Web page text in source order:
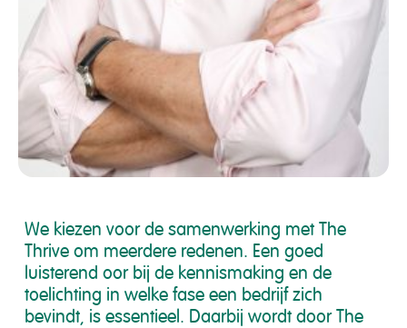
We kiezen voor de samenwerking met The
Thrive om meerdere redenen. Een goed
luisterend oor bij de kennismaking en de
toelichting in welke fase een bedrijf zich
bevindt, is essentieel. Daarbij wordt door The